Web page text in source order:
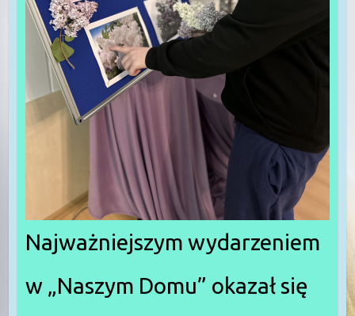
Najważniejszym wydarzeniem
w „Naszym Domu” okazał się